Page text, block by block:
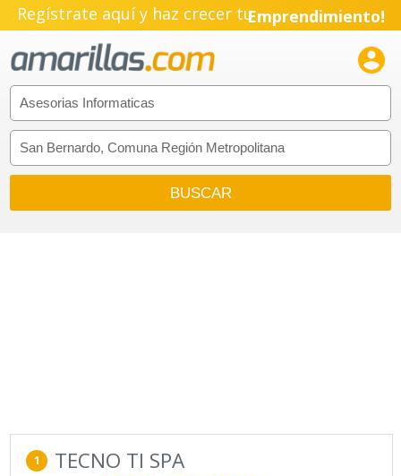
Regístrate aquí y haz crecer tuEmprendimiento!

1 TECNO TI SPA